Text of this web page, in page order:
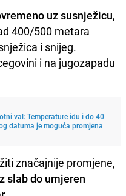
uz susnježicu,
400/500 metara
i snijeg.
i na jugozapadu
val: Temperature idu i do 40
datuma je moguća promjena
značajnije promjene,
slab do umjeren